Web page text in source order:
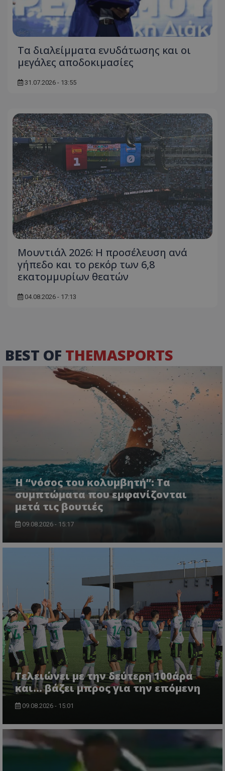
Τα διαλείμματα ενυδάτωσης και οι
μεγάλες αποδοκιμασίες
31.07.2026 - 13:55
Μουντιάλ 2026: Η προσέλευση ανά
γήπεδο και το ρεκόρ των 6,8
εκατομμυρίων θεατών
04.08.2026 - 17:13
BEST OF THEMASPORTS
Η “νόσος του κολυμβητή”: Τα
συμπτώματα που εμφανίζονται
μετά τις βουτιές
09.08.2026 - 15:17
Τελειώνει με την δεύτερη 100άρα
και... βάζει μπρος για την επόμενη
09.08.2026 - 15:01